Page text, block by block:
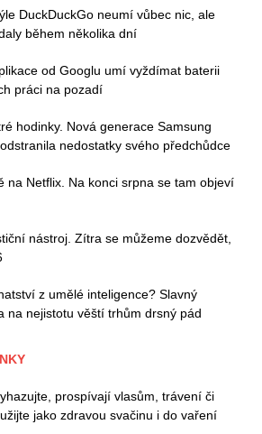
DuckDuckGo neumí vůbec nic, ale
během několika dní
od Googlu umí vyždímat baterii
práci na pozadí
hodinky. Nová generace Samsung
nedostatky svého předchůdce
na Netflix. Na konci srpna se tam objeví
nástroj. Zítra se můžeme dozvědět,
z umělé inteligence? Slavný
na nejistotu věští trhům drsný pád
prospívají vlasům, trávení či
jako zdravou svačinu i do vaření